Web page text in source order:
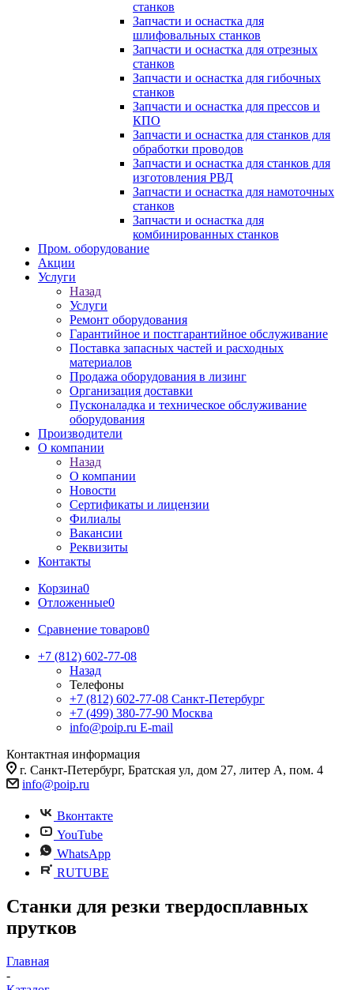
станков
Запчасти и оснастка для
шлифовальных станков
Запчасти и оснастка для отрезных
станков
Запчасти и оснастка для гибочных
станков
Запчасти и оснастка для прессов и
КПО
Запчасти и оснастка для станков для
обработки проводов
Запчасти и оснастка для станков для
изготовления РВД
Запчасти и оснастка для намоточных
станков
Запчасти и оснастка для
комбинированных станков
Пром. оборудование
Акции
Услуги
Назад
Услуги
Ремонт оборудования
Гарантийное и постгарантийное обслуживание
Поставка запасных частей и расходных
материалов
Продажа оборудования в лизинг
Организация доставки
Пусконаладка и техническое обслуживание
оборудования
Производители
О компании
Назад
О компании
Новости
Сертификаты и лицензии
Филиалы
Вакансии
Реквизиты
Контакты
Корзина0
Отложенные0
Сравнение товаров0
+7 (812) 602-77-08
Назад
Телефоны
+7 (812) 602-77-08 Санкт-Петербург
+7 (499) 380-77-90 Москва
info@poip.ru E-mail
Контактная информация
г. Санкт-Петербург, Братская ул, дом 27, литер А, пом. 4
info@poip.ru
Вконтакте
YouTube
WhatsApp
RUTUBE
Станки для резки твердосплавных
прутков
Главная
-